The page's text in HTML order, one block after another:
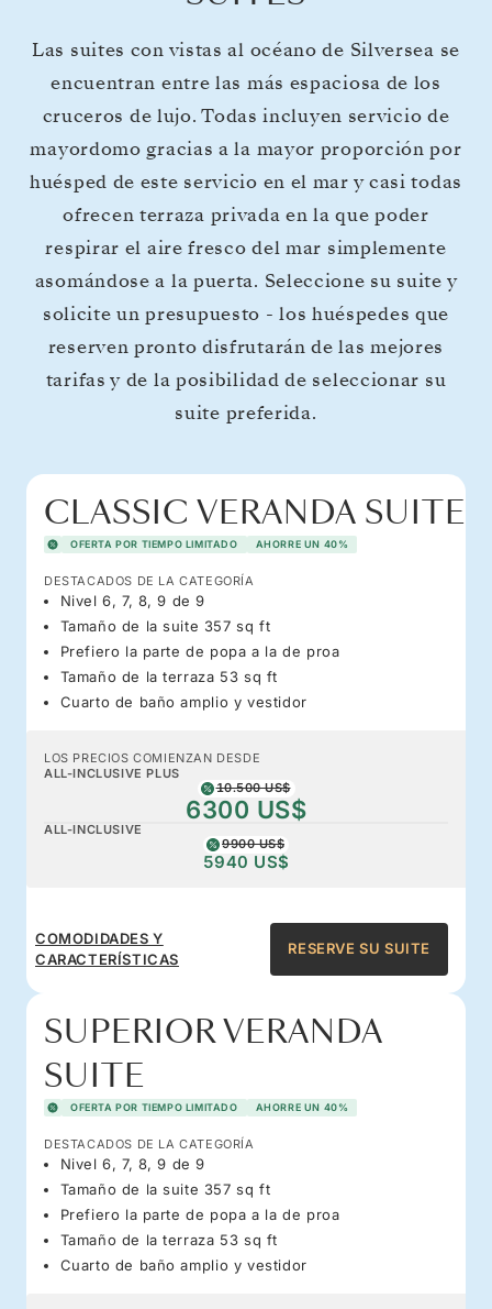
Las suites con vistas al océano de Silversea se
encuentran entre las más espaciosa de los
cruceros de lujo. Todas incluyen servicio de
mayordomo gracias a la mayor proporción por
huésped de este servicio en el mar y casi todas
ofrecen terraza privada en la que poder
respirar el aire fresco del mar simplemente
asomándose a la puerta. Seleccione su suite y
solicite un presupuesto - los huéspedes que
reserven pronto disfrutarán de las mejores
tarifas y de la posibilidad de seleccionar su
suite preferida.
CLASSIC VERANDA SUITE
OFERTA POR TIEMPO LIMITADO AHORRE UN 40%
DESTACADOS DE LA CATEGORÍA
Nivel 6, 7, 8, 9 de 9
Tamaño de la suite 357 sq ft
Prefiero la parte de popa a la de proa
Tamaño de la terraza 53 sq ft
Cuarto de baño amplio y vestidor
LOS PRECIOS COMIENZAN DESDE
ALL-INCLUSIVE PLUS
10.500 US$
6300 US$
ALL-INCLUSIVE
9900 US$
5940 US$
COMODIDADES Y
CARACTERÍSTICAS
RESERVE SU SUITE
SUPERIOR VERANDA
SUITE
OFERTA POR TIEMPO LIMITADO AHORRE UN 40%
DESTACADOS DE LA CATEGORÍA
Nivel 6, 7, 8, 9 de 9
Tamaño de la suite 357 sq ft
Prefiero la parte de popa a la de proa
Tamaño de la terraza 53 sq ft
Cuarto de baño amplio y vestidor